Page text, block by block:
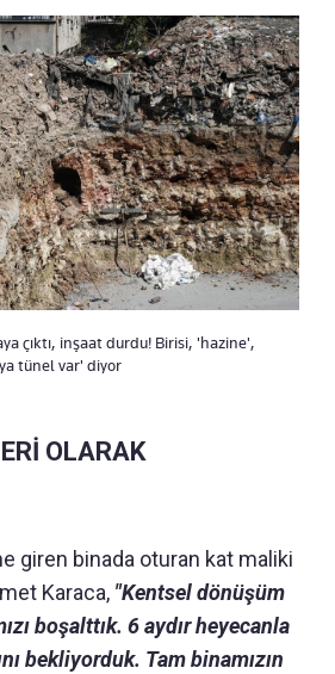
çıktı, inşaat durdu! Birisi, 'hazine',
tünel var' diyor
OLARAK
giren binada oturan kat maliki
Karaca, "Kentsel dönüşüm
boşalttık. 6 aydır heyecanla
bekliyorduk. Tam binamızın